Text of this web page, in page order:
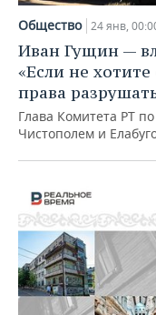
НЕФТЬ
ОПК
ЭНЕРГЕТИКА
РОЗНИЧНАЯ
ТРАНСПОРТ
УСЛУГИ
НОВОСТИ
IT
МЕДИА
МЕРОПРИЯТИЯ
НОВОСТИ
ВЫЕЗДНАЯ
ONLINE-
ОТКРЫТАЯ
СПОРТ
НОВОСТИ СПОРТА
ХОККЕЙ
БАСКЕТБОЛ
ВОЛЕЙБОЛ
ОБЩЕСТВО
ВЛАСТЬ
ИНФРАСТРУКТУРА
ИСТОРИЯ
СЮЖЕТЫ
СПРАВОЧНИК
СПИСОК ПЕРСОН
ПОЛНАЯ ВЕРСИЯ
Общество 24 янв,
Иван Гущин —
«Если не
права
Глава Комитета РТ
Чистополем и